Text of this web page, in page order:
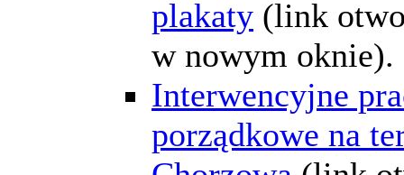
plakaty (link
w nowym oknie).
Interwencyjne
porządkowe na